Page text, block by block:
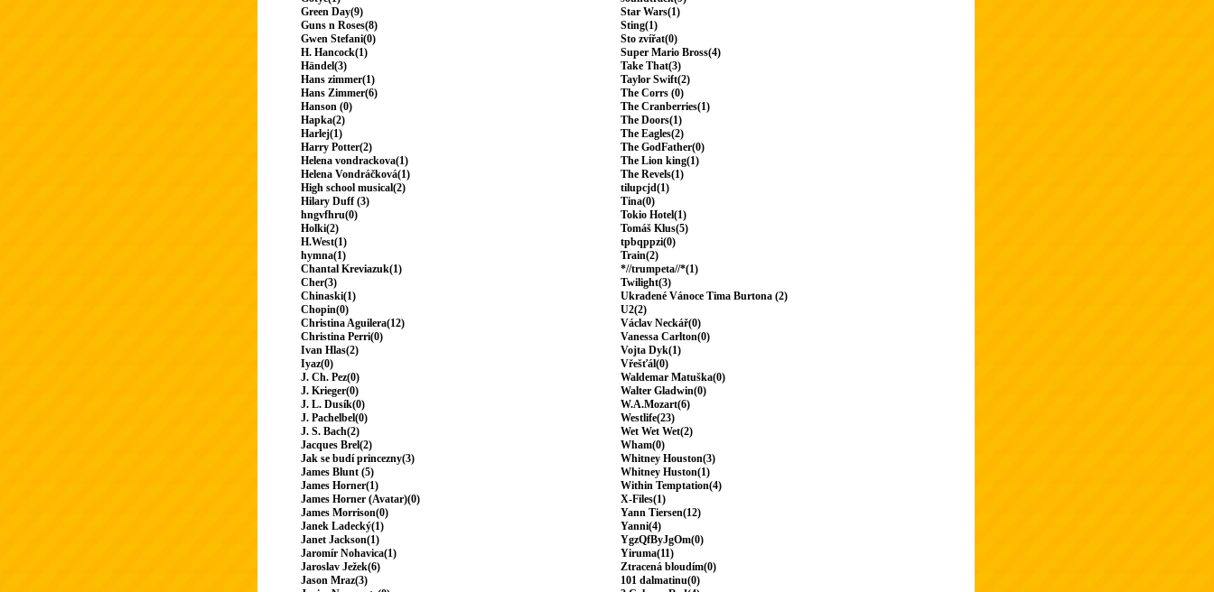
Green Day(9)
Guns n Roses(8)
Gwen Stefani(0)
H. Hancock(1)
Händel(3)
Hans zimmer(1)
Hans Zimmer(6)
Hanson (0)
Hapka(2)
Harlej(1)
Harry Potter(2)
Helena vondrackova(1)
Helena Vondráčková(1)
High school musical(2)
Hilary Duff (3)
hngvfhru(0)
Holki(2)
H.West(1)
hymna(1)
Chantal Kreviazuk(1)
Cher(3)
Chinaski(1)
Chopin(0)
Christina Aguilera(12)
Christina Perri(0)
Ivan Hlas(2)
Iyaz(0)
J. Ch. Pez(0)
J. Krieger(0)
J. L. Dusík(0)
J. Pachelbel(0)
J. S. Bach(2)
Jacques Brel(2)
Jak se budí princezny(3)
James Blunt (5)
James Horner(1)
James Horner (Avatar)(0)
James Morrison(0)
Janek Ladecký(1)
Janet Jackson(1)
Jaromír Nohavica(1)
Jaroslav Ježek(6)
Jason Mraz(3)
Star Wars(1)
Sting(1)
Sto zvířat(0)
Super Mario Bross(4)
Take That(3)
Taylor Swift(2)
The Corrs (0)
The Cranberries(1)
The Doors(1)
The Eagles(2)
The GodFather(0)
The Lion king(1)
The Revels(1)
tilupcjd(1)
Tina(0)
Tokio Hotel(1)
Tomáš Klus(5)
tpbqppzi(0)
Train(2)
*//trumpeta//*(1)
Twilight(3)
Ukradené Vánoce Tima Burtona (2)
U2(2)
Václav Neckář(0)
Vanessa Carlton(0)
Vojta Dyk(1)
Vřešťál(0)
Waldemar Matuška(0)
Walter Gladwin(0)
W.A.Mozart(6)
Westlife(23)
Wet Wet Wet(2)
Wham(0)
Whitney Houston(3)
Whitney Huston(1)
Within Temptation(4)
X-Files(1)
Yann Tiersen(12)
Yanni(4)
YgzQfByJgOm(0)
Yiruma(11)
Ztracená bloudím(0)
101 dalmatinu(0)